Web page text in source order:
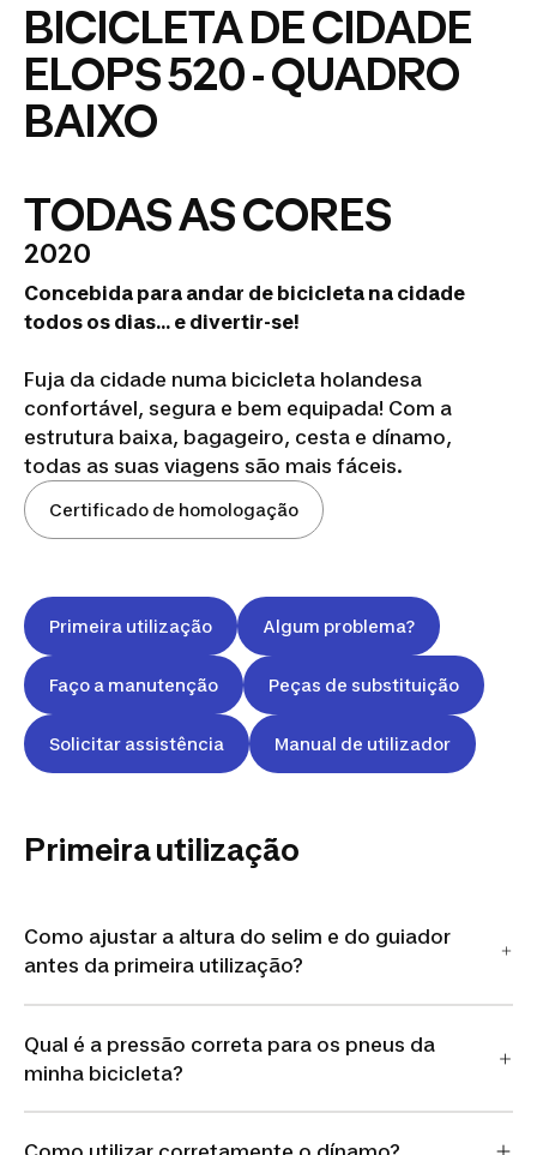
BICICLETA DE CIDADE
ELOPS 520 - QUADRO
BAIXO
TODAS AS CORES
2020
Concebida para andar de bicicleta na cidade
todos os dias... e divertir-se!
Fuja da cidade numa bicicleta holandesa
confortável, segura e bem equipada! Com a
estrutura baixa, bagageiro, cesta e dínamo,
todas as suas viagens são mais fáceis.
Certificado de homologação
Primeira utilização Algum problema?
Faço a manutenção Peças de substituição
Solicitar assistência Manual de utilizador
Primeira utilização
Como ajustar a altura do selim e do guiador
antes da primeira utilização?
Qual é a pressão correta para os pneus da
minha bicicleta?